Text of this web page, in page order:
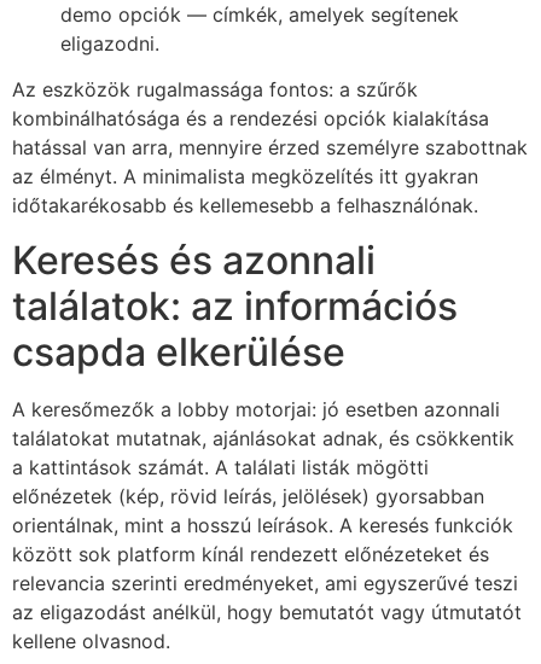
demo opciók — címkék, amelyek segítenek
eligazodni.
Az eszközök rugalmassága fontos: a szűrők
kombinálhatósága és a rendezési opciók kialakítása
hatással van arra, mennyire érzed személyre szabottnak
az élményt. A minimalista megközelítés itt gyakran
időtakarékosabb és kellemesebb a felhasználónak.
Keresés és azonnali
találatok: az információs
csapda elkerülése
A keresőmezők a lobby motorjai: jó esetben azonnali
találatokat mutatnak, ajánlásokat adnak, és csökkentik
a kattintások számát. A találati listák mögötti
előnézetek (kép, rövid leírás, jelölések) gyorsabban
orientálnak, mint a hosszú leírások. A keresés funkciók
között sok platform kínál rendezett előnézeteket és
relevancia szerinti eredményeket, ami egyszerűvé teszi
az eligazodást anélkül, hogy bemutatót vagy útmutatót
kellene olvasnod.